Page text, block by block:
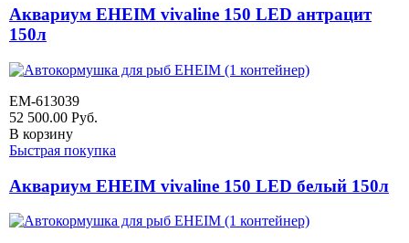
Аквариум EHEIM vivaline 150 LED антрацит
150л
EM-613039
52 500.00 Руб.
В корзину
Быстрая покупка
Аквариум EHEIM vivaline 150 LED белый 150л